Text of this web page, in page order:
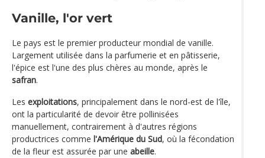
Vanille, l'or vert
Le pays est le premier producteur mondial de vanille.
Largement utilisée dans la parfumerie et en pâtisserie,
l'épice est l'une des plus chères au monde, après le
safran.
Les exploitations, principalement dans le nord-est de l'île,
ont la particularité de devoir être pollinisées
manuellement, contrairement à d'autres régions
productrices comme l'Amérique du Sud, où la fécondation
de la fleur est assurée par une abeille.